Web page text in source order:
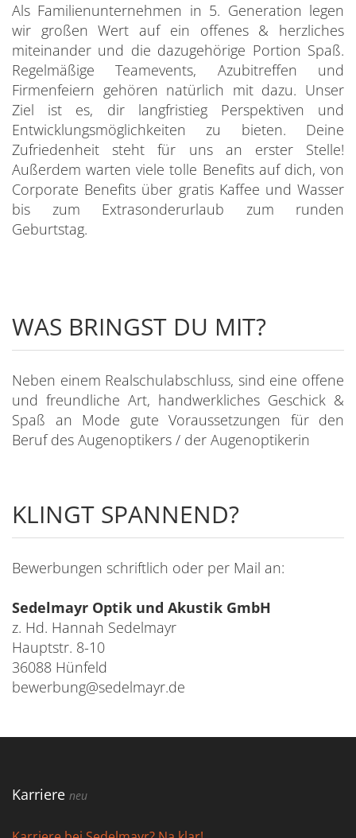
Als Familienunternehmen in 5. Generation legen
wir großen Wert auf ein offenes & herzliches
miteinander und die dazugehörige Portion Spaß.
Regelmäßige Teamevents, Azubitreffen und
Firmenfeiern gehören natürlich mit dazu. Unser
Ziel ist es, dir langfristieg Perspektiven und
Entwicklungsmöglichkeiten zu bieten. Deine
Zufriedenheit steht für uns an erster Stelle!
Außerdem warten viele tolle Benefits auf dich, von
Corporate Benefits über gratis Kaffee und Wasser
bis zum Extrasonderurlaub zum runden
Geburtstag.
WAS BRINGST DU MIT?
Neben einem Realschulabschluss, sind eine offene
und freundliche Art, handwerkliches Geschick &
Spaß an Mode gute Voraussetzungen für den
Beruf des Augenoptikers / der Augenoptikerin
KLINGT SPANNEND?
Bewerbungen schriftlich oder per Mail an:
Sedelmayr Optik und Akustik GmbH
z. Hd. Hannah Sedelmayr
Hauptstr. 8-10
36088 Hünfeld
bewerbung@sedelmayr.de
Karriere neu